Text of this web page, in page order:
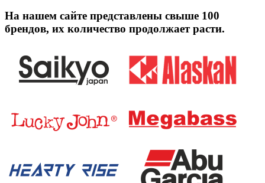
На нашем сайте представлены свыше 100
брендов, их количество продолжает расти.